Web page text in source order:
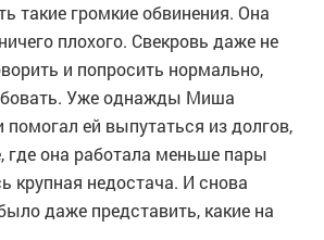
такие громкие обвинения. Она
плохого. Свекровь даже не
и попросить нормально,
Уже однажды Миша
помогал ей выпутаться из долгов,
где она работала меньше пары
крупная недостача. И снова
даже представить, какие на